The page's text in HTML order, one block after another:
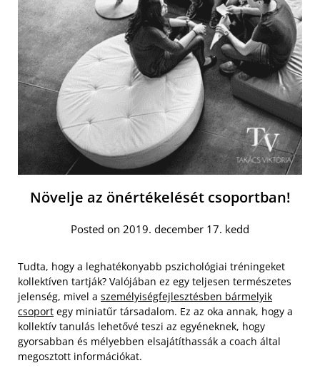
Növelje az önértékelését csoportban!
Posted on 2019. december 17. kedd
Tudta, hogy a leghatékonyabb pszichológiai tréningeket
kollektíven tartják? Valójában ez egy teljesen természetes
jelenség, mivel a személyiségfejlesztésben bármelyik
csoport egy miniatűr társadalom. Ez az oka annak, hogy a
kollektív tanulás lehetővé teszi az egyéneknek, hogy
gyorsabban és mélyebben elsajátíthassák a coach által
megosztott információkat.